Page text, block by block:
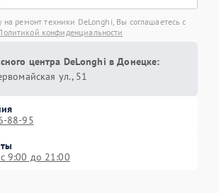
на ремонт техники DeLonghi, Вы соглашаетесь с
конфиденциальности
центра DeLonghi в Донецке:
ул., 51
88-95
9:00 до 21:00